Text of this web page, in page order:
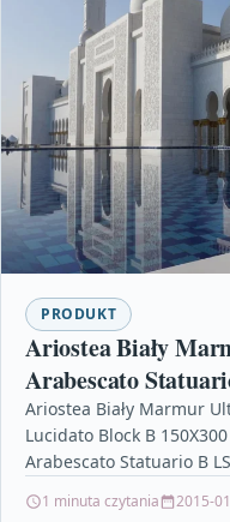
PRODUKT
Ariostea Biały
Arabescato
150X300
Ariostea Biały Marmur
Lucidato Block B
Arabescato Statuario B
1 minuta czytania 2015-